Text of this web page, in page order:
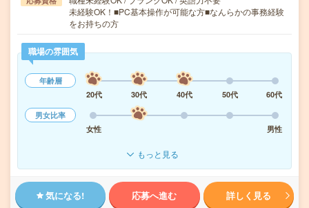
未経験OK！■PC基本操作が可能な方■なんらかの事務経験
をお持ちの方
職場の雰囲気
年齢層
20代
30代 40代 50代
60代
男女比率
女性
男性
もっと見る
気になる! 応募へ進む 詳しく見る